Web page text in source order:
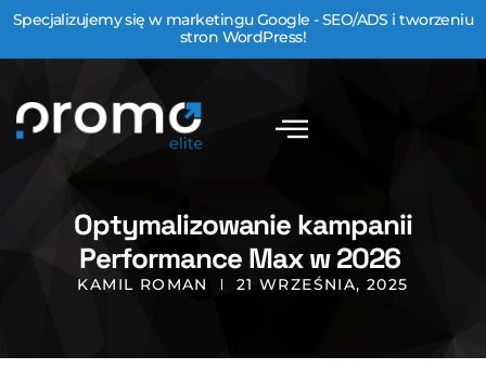
Specjalizujemy się w marketingu Google - SEO/ADS i tworzeniu
stron WordPress!
Optymalizowanie kampanii
Performance Max w 2026
KAMIL ROMAN 21 WRZEŚNIA, 2025